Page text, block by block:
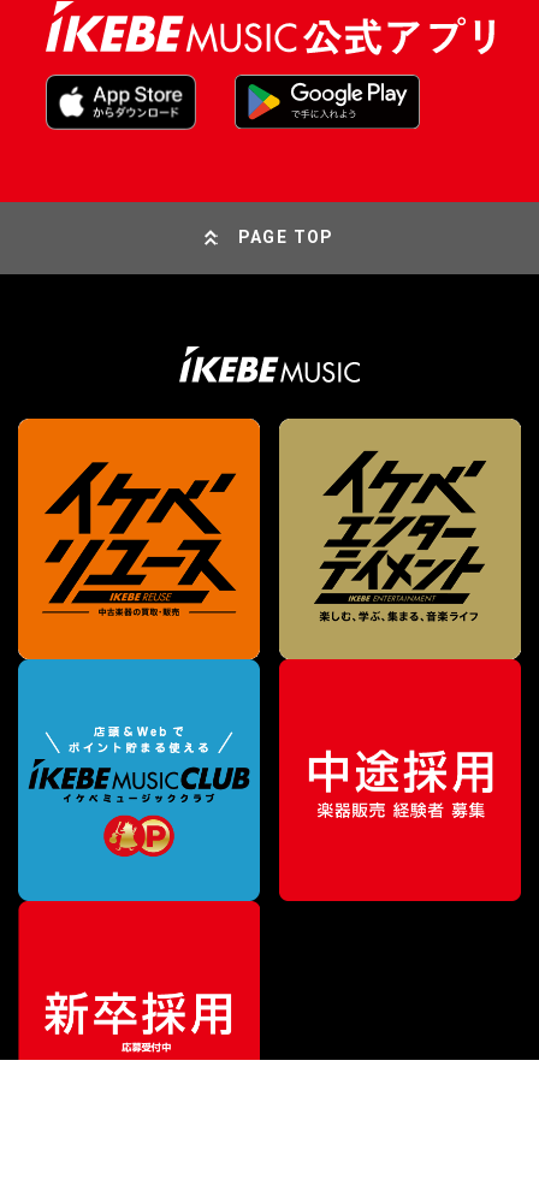
販売価格¥9,680（税込）
PAGE TOP